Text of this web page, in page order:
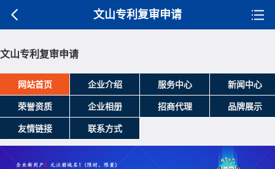
文山专利复审申请
文山专利复审申请
网站首页 企业介绍 服务中心 新闻中心
荣誉资质 企业相册 招商代理 品牌展示
友情链接 联系方式